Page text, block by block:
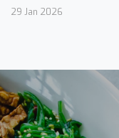
29 Jan 2026